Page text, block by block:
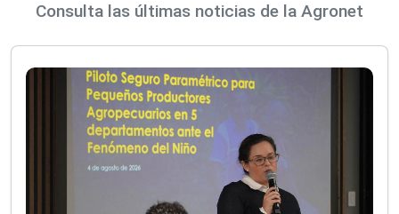
Consulta las últimas noticias de la Agronet